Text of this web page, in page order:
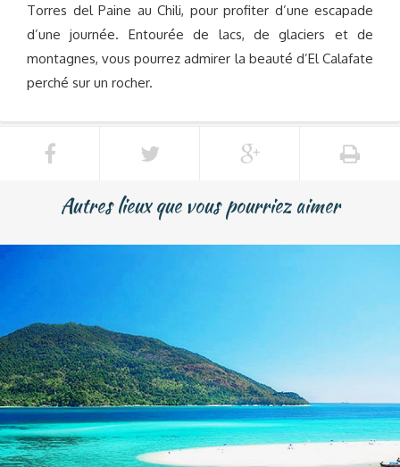
Torres del Paine au Chili, pour profiter d’une escapade
d’une journée. Entourée de lacs, de glaciers et de
montagnes, vous pourrez admirer la beauté d’El Calafate
perché sur un rocher.
Autres lieux que vous pourriez aimer